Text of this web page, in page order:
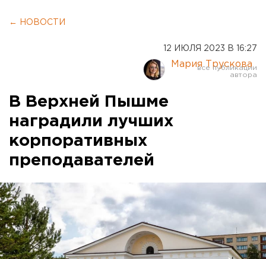
← НОВОСТИ
12 ИЮЛЯ 2023 В 16:27
Мария Трускова
В Верхней Пышме
наградили лучших
корпоративных
преподавателей